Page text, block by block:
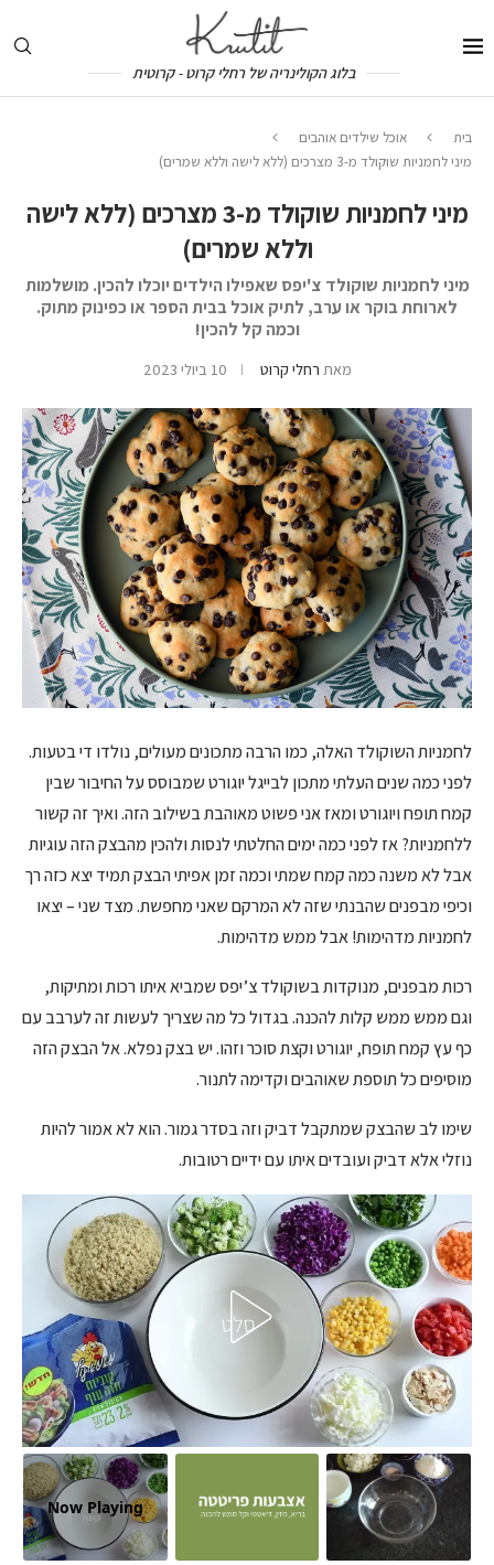
בלוג הקולינריה של רחלי קרוט - קרוטית
בית
אוכל שילדים אוהבים
מיני לחמניות שוקולד מ-3 מצרכים (ללא לישה וללא שמרים)
מיני לחמניות שוקולד מ-3 מצרכים (ללא לישה
וללא שמרים)
מיני לחמניות שוקולד צ'יפס שאפילו הילדים יוכלו להכין. מושלמות
לארוחת בוקר או ערב, לתיק אוכל בבית הספר או כפינוק מתוק.
וכמה קל להכין!
מאת רחלי קרוט 10 ביולי 2023
לחמניות השוקולד האלה, כמו הרבה מתכונים מעולים, נולדו די בטעות.
לפני כמה שנים העלתי מתכון לבייגל יוגורט שמבוסס על החיבור שבין
קמח תופח ויוגורט ומאז אני פשוט מאוהבת בשילוב הזה. ואיך זה קשור
ללחמניות? אז לפני כמה ימים החלטתי לנסות ולהכין מהבצק הזה עוגיות
אבל לא משנה כמה קמח שמתי וכמה זמן אפיתי הבצק תמיד יצא כזה רך
וכיפי מבפנים שהבנתי שזה לא המרקם שאני מחפשת. מצד שני – יצאו
לחמניות מדהימות! אבל ממש מדהימות.
רכות מבפנים, מנוקדות בשוקולד צ’יפס שמביא איתו רכות ומתיקות,
וגם ממש ממש קלות להכנה. בגדול כל מה שצריך לעשות זה לערבב עם
כף עץ קמח תופח, יוגורט וקצת סוכר וזהו. יש בצק נפלא. אל הבצק הזה
מוסיפים כל תוספת שאוהבים וקדימה לתנור.
שימו לב שהבצק שמתקבל דביק וזה בסדר גמור. הוא לא אמור להיות
נוזלי אלא דביק ועובדים איתו עם ידיים רטובות.
Now Playing